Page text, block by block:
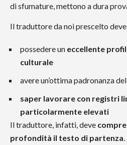
di sfumature, mettono a dura
Il traduttore da noi prescelto deve
possedere un eccellente
culturale
avere un’ottima padronanza
saper lavorare con registri
particolarmente elevati
Il traduttore, infatti, deve
profondità il testo di partenza